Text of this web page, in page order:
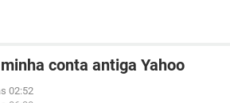
conta antiga Yahoo
02:52